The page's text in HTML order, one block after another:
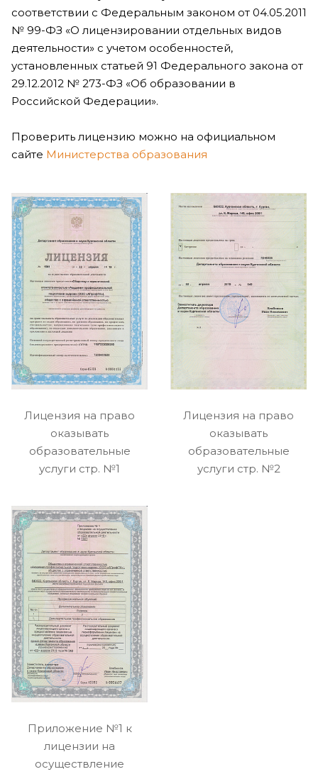
соответствии с Федеральным законом от 04.05.2011
№ 99-ФЗ «О лицензировании отдельных видов
деятельности» с учетом особенностей,
установленных статьей 91 Федерального закона от
29.12.2012 № 273-ФЗ «Об образовании в
Российской Федерации».
Проверить лицензию можно на официальном
сайте Министерства образования
Лицензия на право
оказывать
образовательные
услуги стр. №1
Лицензия на право
оказывать
образовательные
услуги стр. №2
Приложение №1 к
лицензии на
осуществление